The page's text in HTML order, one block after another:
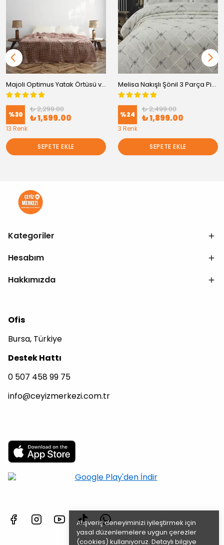
Alışveriş deneyiminizi iyileştirmek için
yasal düzenlemelere uygun çerezler
(cookies) kullanıyoruz. Detaylı bilgiye
Majoli Optimus Yatak Örtüsü ve Pike Çift Kişilik Kutulu %100 Pamuk 240x260
%30
₺ 2,299.00
₺ 1,599.00
13 Renk
SEPETE EKLE
Melisa Nakışlı Şönil 3 Parça Pike Takımı – Çift Kişilik ( Kutulu)
%24
₺ 2,499.00
₺ 1,899.00
3 Renk
SEPETE EKLE
Kategoriler
Hesabım
Hakkımızda
Ofis
Bursa, Türkiye
Destek Hattı
0 507 458 99 75
info@ceyizmerkezi.com.tr